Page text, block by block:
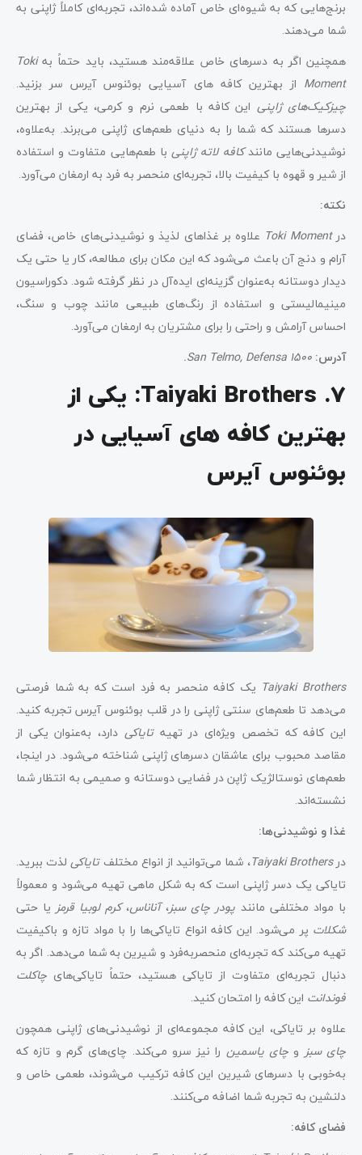
برنج‌هایی که به شیوه‌ای خاص آماده شده‌اند، تجربه‌ای کاملاً ژاپنی به
شما می‌دهند.
همچنین اگر به دسرهای خاص علاقه‌مند هستید، باید حتماً بهToki
Moment از بهترین کافه های آسیایی بوئنوس آیرس سر بزنید.
چیزکیک‌های ژاپنی این کافه با طعمی نرم و کرمی، یکی از بهترین
دسرها هستند که شما را به دنیای طعم‌های ژاپنی می‌برند. به‌علاوه،
نوشیدنی‌هایی مانندکافه لاته ژاپنیبا طعم‌هایی متفاوت و استفاده
از شیر و قهوه با کیفیت بالا، تجربه‌ای منحصر به فرد به ارمغان می‌آورد.
نکته:
درToki Moment علاوه بر غذاهای لذیذ و نوشیدنی‌های خاص، فضای
آرام و دنج آن باعث می‌شود که این مکان برای مطالعه، کار یا حتی یک
دیدار دوستانه به‌عنوان گزینه‌ای ایده‌آل در نظر گرفته شود. دکوراسیون
مینیمالیستی و استفاده از رنگ‌های طبیعی مانند چوب و سنگ،
احساس آرامش و راحتی را برای مشتریان به ارمغان می‌آورد.
آدرس: San Telmo, Defensa 1500.
7. Taiyaki Brothers: یکی از
بهترین کافه های آسیایی در
بوئنوس آیرس
Taiyaki Brothers یک کافه منحصر به فرد است که به شما فرصتی
می‌دهد تا طعم‌های سنتی ژاپنی را در قلب بوئنوس آیرس تجربه کنید.
این کافه که تخصص ویژه‌ای در تهیهتایاکی دارد، به‌عنوان یکی از
مقاصد محبوب برای عاشقان دسرهای ژاپنی شناخته می‌شود. در اینجا،
طعم‌های نوستالژیک ژاپن در فضایی دوستانه و صمیمی به انتظار شما
نشسته‌اند.
غذا و نوشیدنی‌ها:
درTaiyaki Brothers، شما می‌توانید از انواع مختلفتایاکیلذت ببرید.
تایاکی یک دسر ژاپنی است که به شکل ماهی تهیه می‌شود و معمولاً
با مواد مختلفی مانند پودر چای سبز،آناناس،کرم لوبیا قرمز یا حتی
شکلات پر می‌شود. این کافه انواع تایاکی‌ها را با مواد تازه و باکیفیت
تهیه می‌کند که تجربه‌ای منحصربه‌فرد و شیرین به شما می‌دهد. اگر به
دنبال تجربه‌ای متفاوت از تایاکی هستید، حتماً تایاکی‌های چاکلت
فوندانت این کافه را امتحان کنید.
علاوه بر تایاکی، این کافه مجموعه‌ای از نوشیدنی‌های ژاپنی همچون
چای سبز و چای یاسمین را نیز سرو می‌کند. چای‌های گرم و تازه که
به‌خوبی با دسرهای شیرین این کافه ترکیب می‌شوند، طعمی خاص و
دلنشین به تجربه شما اضافه می‌کنند.
فضای کافه: